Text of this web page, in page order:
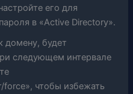
его для
в «Active Directory».
домену, будет
следующем интервале
чтобы избежать